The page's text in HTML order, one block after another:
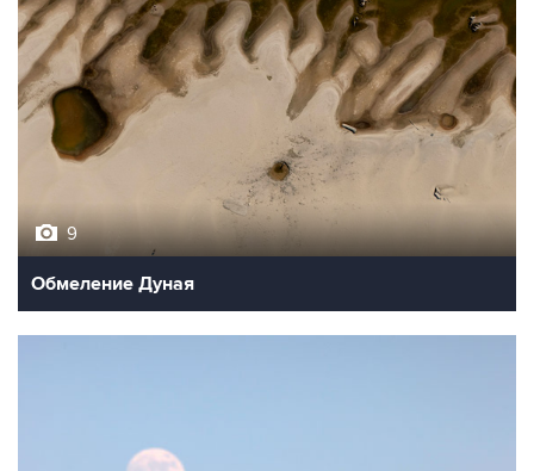
9
Обмеление Дуная